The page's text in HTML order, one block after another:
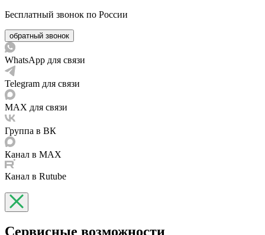
Бесплатный звонок по России
обратный звонок
WhatsApp для связи
Telegram для связи
MAX для связи
Группа в ВК
Канал в MAX
Канал в Rutube
Сервисные возможности